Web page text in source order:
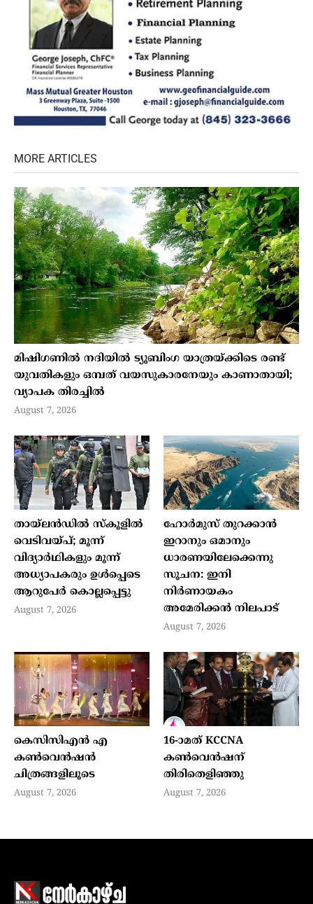
MORE ARTICLES
മിഷിഗണില്‍ നദിയില്‍ ട്യൂബിംഗ യാത്രയ്ക്കിടെ രണ്ട്
യുവതികളും ഒമ്പത് വയസുകാരനേയും കാണാതായി;
വ്യാപക തിരച്ചില്‍
August 7, 2026
തായ്ലന്‍ഡില്‍ സ്‌കൂളില്‍
വെടിവയ്പ്; മൂന്ന്
വിദ്യാര്‍ഥികളും മൂന്ന്
അധ്യാപകരും ഉള്‍പ്പെടെ
ആറുപേര്‍ കൊല്ലപ്പെട്ടു
August 7, 2026
ഹോര്‍മുസ് തുറക്കാന്‍
ഇറാനും ഒമാനും
ധാരണയിലേക്കെന്നു
സൂചന: ഇനി
നിര്‍ണായകം
അമേരിക്കന്‍ നിലപാട്
August 7, 2026
കെസിസിഎൻ എ
കൺവെൻഷൻ
ചിത്രങ്ങളിലൂടെ
August 7, 2026
16-ാമത് KCCNA
കൺവെൻഷന്
തിരിതെളിഞ്ഞു
August 7, 2026